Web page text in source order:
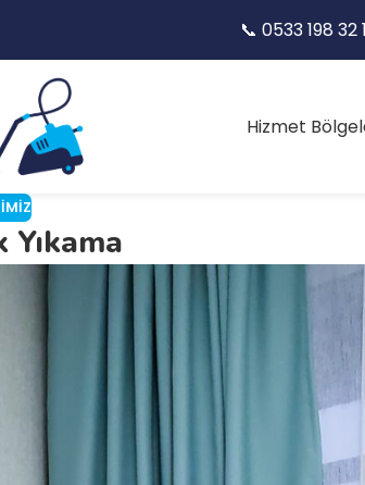
📞 0533 198 32
Hizmet